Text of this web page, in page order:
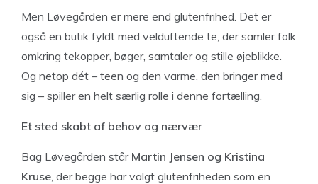
Men Løvegården er mere end glutenfrihed. Det er
også en butik fyldt med velduftende te, der samler folk
omkring tekopper, bøger, samtaler og stille øjeblikke.
Og netop dét – teen og den varme, den bringer med
sig – spiller en helt særlig rolle i denne fortælling.
Et sted skabt af behov og nærvær
Bag Løvegården står Martin Jensen og Kristina
Kruse , der begge har valgt glutenfriheden som en